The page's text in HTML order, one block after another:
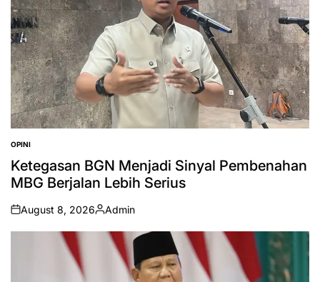
POSTED
IN
OPINI
Ketegasan BGN Menjadi Sinyal Pembenahan
MBG Berjalan Lebih Serius
on
August 8, 2026
Posted
by
Admin